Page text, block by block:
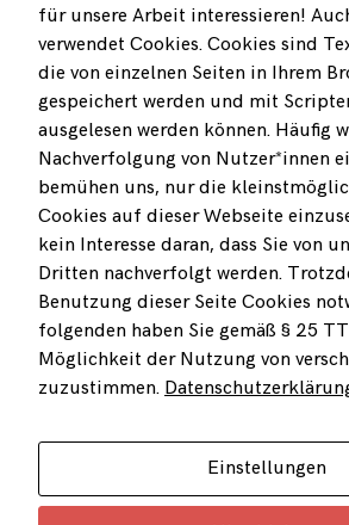
Gestaltung von Räumen und Infrastrukturen
Regionen, Landschaften und Quartiere
BEI FRAGEN ZU UNSEREN PROJEKTEN
GERNE BEI UNS!
freiwurf LA arbeitet gegen die
setzt dabei auf intuitive Orientierung bzw.
freiwurf LA spürt den Besonderheiten der
nach, denkt sie mit einem forschenden
sie so zukunftsfähig. Mittels einer
erkannt und robuste, räumliche
freiwurf LA entwirft nicht nur neue
auch anschaulich. Es gehtuns um
für unsere Arbeit interessieren!
verwendet Cookies. Cookies sind
die von einzelnen Seiten in Ihrem
gespeichert werden und mit
ausgelesen werden können. Häufig
Nachverfolgung von Nutzer*innen
bemühen uns, nur die
Cookies auf dieser Webseite
kein Interesse daran, dass Sie von
Dritten nachverfolgt werden.
Benutzung dieser Seite Cookies
folgenden haben Sie gemäß § 25
Möglichkeit der Nutzung von
zuzustimmen.
Einstellungen